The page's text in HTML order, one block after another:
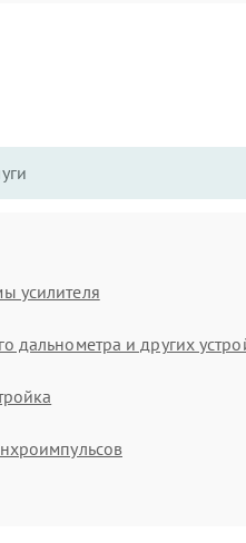
усилителя
дальнометра и других